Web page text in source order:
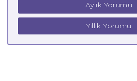
Aylık Yorumu
Yıllık Yorumu